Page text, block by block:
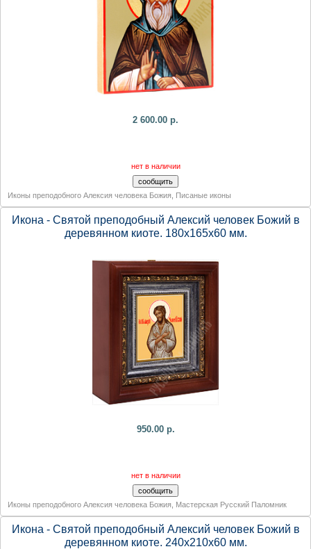
2 600.00 р.
нет в наличии
Иконы преподобного Алексия человека Божия Писаные иконы
Икона - Святой преподобный Алексий человек Божий в
деревянном киоте. 180х165х60 мм.
950.00 р.
нет в наличии
Иконы преподобного Алексия человека Божия Мастерская Русский Паломник
Икона - Святой преподобный Алексий человек Божий в
деревянном киоте. 240х210х60 мм.